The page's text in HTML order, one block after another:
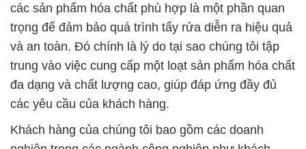
các sản phẩm hóa chất phù hợp là một phần quan
trọng để đảm bảo quá trình tẩy rửa diễn ra hiệu quả
và an toàn. Đó chính là lý do tại sao chúng tôi tập
trung vào việc cung cấp một loạt sản phẩm hóa chất
đa dạng và chất lượng cao, giúp đáp ứng đầy đủ
các yêu cầu của khách hàng.
Khách hàng của chúng tôi bao gồm các doanh